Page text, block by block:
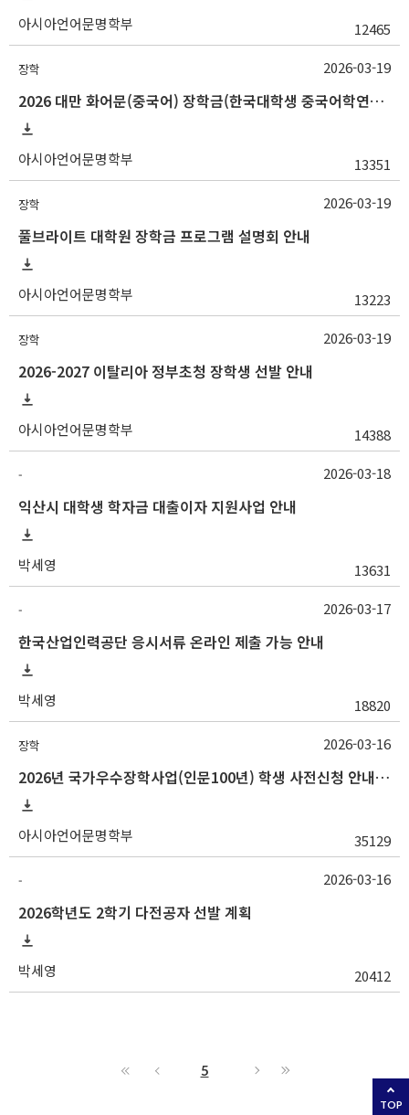
아시아언어문명학부 12465
장학
2026 대만 화어문(중국어) 장학금(한국대학생 중국어학연수 지원) 선발 안내
아시아언어문명학부 13351
2026-03-19
장학
풀브라이트 대학원 장학금 프로그램 설명회 안내
아시아언어문명학부 13223
2026-03-19
장학
2026-2027 이탈리아 정부초청 장학생 선발 안내
아시아언어문명학부 14388
2026-03-19
-
익산시 대학생 학자금 대출이자 지원사업 안내
박세영 13631
2026-03-18
-
한국산업인력공단 응시서류 온라인 제출 가능 안내
박세영 18820
2026-03-17
장학
2026년 국가우수장학사업(인문100년) 학생 사전신청 안내(~3/25 18:00)
아시아언어문명학부 35129
2026-03-16
-
2026학년도 2학기 다전공자 선발 계획
박세영 20412
2026-03-16
5
TOP